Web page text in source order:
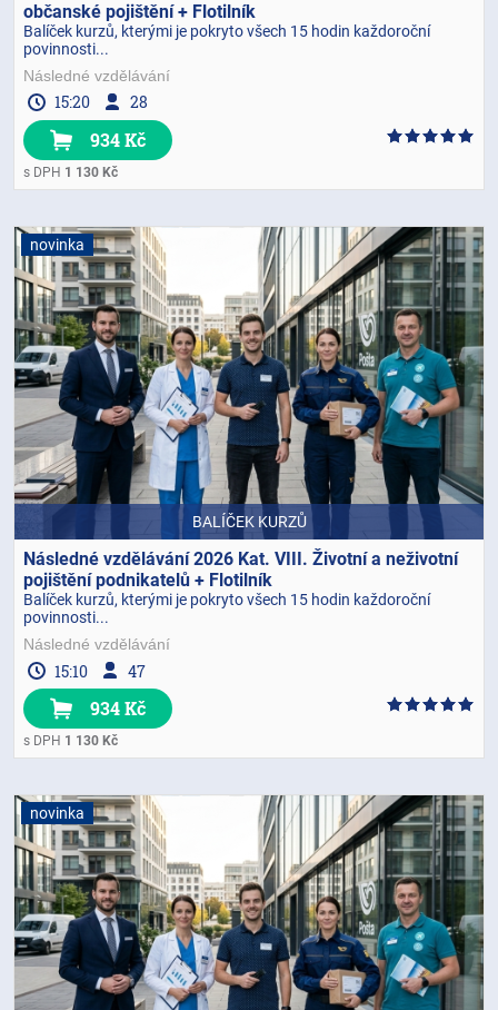
občanské pojištění + Flotilník
Balíček kurzů, kterými je pokryto všech 15 hodin každoroční
povinnosti...
Následné vzdělávání
15:20 28
934 Kč
s DPH 1 130 Kč
novinka
BALÍČEK KURZŮ
Následné vzdělávání 2026 Kat. VIII. Životní a neživotní
pojištění podnikatelů + Flotilník
Balíček kurzů, kterými je pokryto všech 15 hodin každoroční
povinnosti...
Následné vzdělávání
15:10 47
934 Kč
s DPH 1 130 Kč
novinka